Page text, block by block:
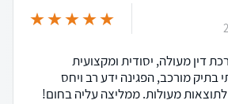
דין מעולה, יסודית ומקצועית
בתיק מורכב, הפגינה ידע רב ויחס
לתוצאות מעולות. ממליצה עליה בחום!